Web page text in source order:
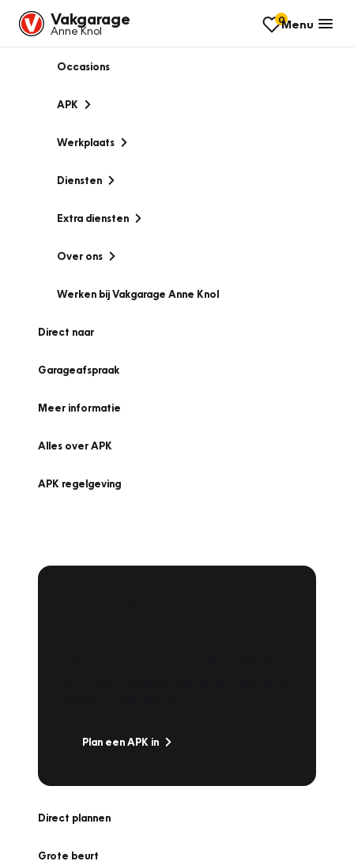
Vakgarage
Anne Knol
0Menu
Occasions
APK
Werkplaats
Diensten
Extra diensten
Over ons
Werken bij Vakgarage Anne Knol
Direct naar
Garageafspraak
Meer informatie
Alles over APK
APK regelgeving
Plan een APK in
Direct plannen
Grote beurt